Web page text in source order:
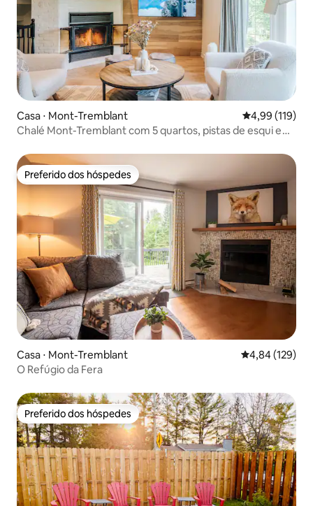
Casa ⋅ Mont-Tremblant 4,99 de uma
4,99 (119)
Chalé Mont-Tremblant com 5 quartos, pistas de esqui e
Preferido dos hóspedes
Preferido dos hóspedes
Casa ⋅ Mont-Tremblant 4,84 de uma
4,84 (129)
O Refúgio da Fera
Preferido dos hóspedes
Preferido dos hóspedes